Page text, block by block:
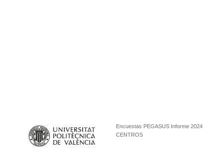
Encuestas PEGASUS Informe 2024
CENTROS